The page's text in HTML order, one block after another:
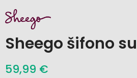
Sheego šifono
59,99 €